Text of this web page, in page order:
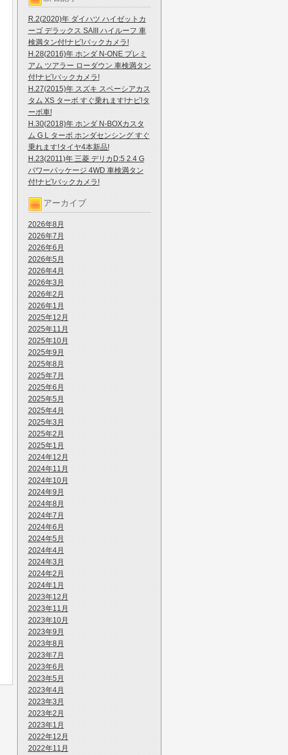
R.2(2020)年 ダイハツ ハイゼットカ
ーゴ デラックス SAIII ハイルーフ 車
検満タン付!ナビ!バックカメラ!
H.28(2016)年 ホンダ N-ONE プレミ
アム ツアラー ローダウン 車検満タン
付!ナビ!バックカメラ!
H.27(2015)年 スズキ スペーシアカス
タム XS ターボ すぐ乗れます!ナビ!タ
ーボ車!
H.30(2018)年 ホンダ N-BOXカスタ
ム G L ターボ ホンダセンシング すぐ
乗れます!タイヤ4本新品!
H.23(2011)年 三菱 デリカD:5 2.4 G
パワーパッケージ 4WD 車検満タン
付!ナビ!バックカメラ!
アーカイブ
2026年8月
2026年7月
2026年6月
2026年5月
2026年4月
2026年3月
2026年2月
2026年1月
2025年12月
2025年11月
2025年10月
2025年9月
2025年8月
2025年7月
2025年6月
2025年5月
2025年4月
2025年3月
2025年2月
2025年1月
2024年12月
2024年11月
2024年10月
2024年9月
2024年8月
2024年7月
2024年6月
2024年5月
2024年4月
2024年3月
2024年2月
2024年1月
2023年12月
2023年11月
2023年10月
2023年9月
2023年8月
2023年7月
2023年6月
2023年5月
2023年4月
2023年3月
2023年2月
2023年1月
2022年12月
2022年11月